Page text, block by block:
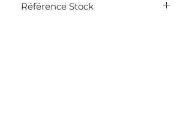
Pull col rond
Référence Stock